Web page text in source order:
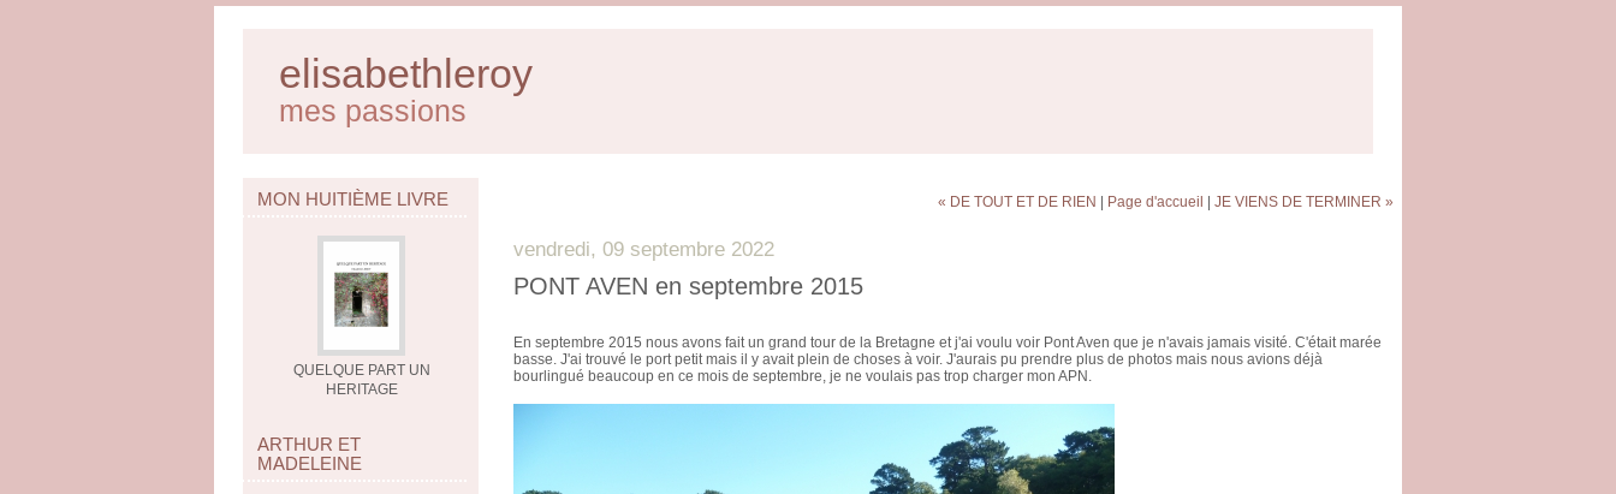
elisabethleroy
mes passions
MON HUITIÈME LIVRE
QUELQUE PART UN
HERITAGE
ARTHUR ET
MADELEINE
« DE TOUT ET DE RIEN Page d'accueil JE VIENS DE TERMINER »
vendredi, 09 septembre 2022
PONT AVEN en septembre 2015
En septembre 2015 nous avons fait un grand tour de la Bretagne et j'ai voulu voir Pont Aven que je n'avais jamais visité. C'était marée
basse. J'ai trouvé le port petit mais il y avait plein de choses à voir. J'aurais pu prendre plus de photos mais nous avions déjà
bourlingué beaucoup en ce mois de septembre, je ne voulais pas trop charger mon APN.